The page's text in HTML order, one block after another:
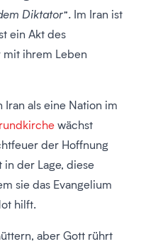
Diktator”. Im Iran ist
ein Akt des
ihrem Leben
als eine Nation im
wächst
der Hoffnung
in der Lage, diese
sie das Evangelium
hilft.
aber Gott rührt